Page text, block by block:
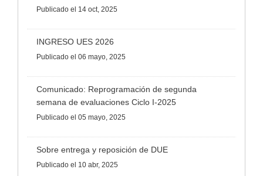
Publicado el 14 oct, 2025
INGRESO UES 2026
Publicado el 06 mayo, 2025
Comunicado: Reprogramación de segunda
semana de evaluaciones Ciclo I-2025
Publicado el 05 mayo, 2025
Sobre entrega y reposición de DUE
Publicado el 10 abr, 2025